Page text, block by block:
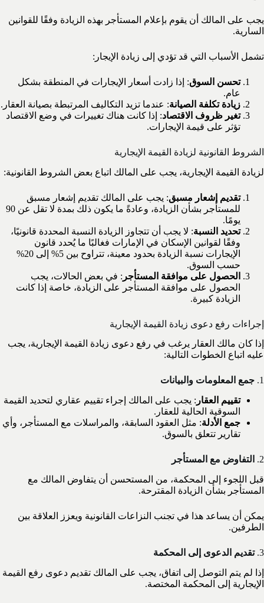
يجب على المالك أن يقوم بإعلام المستأجر بهذه الزيادة وفقًا للقوانين
السارية.
تشمل الأسباب التي قد تؤدي إلى زيادة الإيجار:
تحسن السوق: إذا زادت أسعار الإيجارات في المنطقة بشكل
عام.
زيادة تكلفة الصيانة: عندما تزيد التكاليف المرتبطة بصيانة العقار.
تغير ظروف الاقتصاد: إذا كانت هناك تغييرات في وضع الاقتصاد
تؤثر على قيمة الإيجارات.
الشروط القانونية لزيادة القيمة الإيجارية
لزيادة القيمة الإيجارية، يجب على المالك اتباع بعض الشروط القانونية:
تقديم إشعار مسبق: يجب على المالك تقديم إشعار مسبق
للمستأجر بشأن الزيادة، وعادةً ما يكون ذلك بمدة لا تقل عن 90
يومًا.
تحديد النسبة: لا يجب أن تتجاوز الزيادة النسبة المحددة قانونيًا،
وفقًا لقوانين الإسكان في الإمارات فغالبًا ما يُحدد قانون
الإيجارات نسبة الزيادة بحدود معينة، تتراوح بين 5% إلى 20%
حسب السوق.
الحصول على موافقة المستأجر : في بعض الحالات، يجب
الحصول على موافقة المستأجر على الزيادة، خاصة إذا كانت
الزيادة كبيرة.
إجراءات رفع دعوى زيادة القيمة الإيجارية
إذا كان مالك العقار يرغب في رفع دعوى زيادة القيمة الإيجارية، يجب
عليه اتباع الخطوات التالية:
1. جمع المعلومات والبيانات
تقييم العقار : يجب على المالك إجراء تقييم عقاري لتحديد القيمة
السوقية الحالية للعقار.
جمع الأدلة: مثل العقود السابقة، والمراسلات مع المستأجر، وأي
تقارير تتعلق بالسوق.
2.
التفاوض مع المستأجر
قبل اللجوء إلى المحكمة، من المستحسن أن يتفاوض المالك مع
المستأجر بشأن الزيادة المقترحة.
يمكن أن يساعد هذا في تجنب النزاعات القانونية ويعزز العلاقة بين
الطرفين.
3. تقديم الدعوى إلى المحكمة
إذا لم يتم التوصل إلى اتفاق، يجب على المالك تقديم دعوى رفع القيمة
الإيجارية إلى المحكمة المختصة.